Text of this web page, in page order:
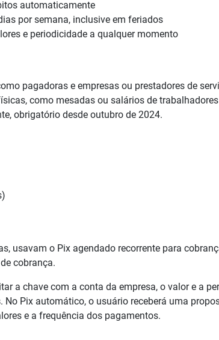
automaticamente
por semana, inclusive em feriados
e periodicidade a qualquer momento
pagadoras e empresas ou prestadores de
como mesadas ou salários de
obrigatório desde outubro de 2024.
usavam o Pix agendado recorrente para
cobrança.
a chave com a conta da empresa, o valor e a
Pix automático, o usuário receberá uma
e a frequência dos pagamentos.